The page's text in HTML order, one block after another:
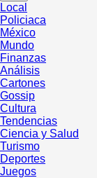
Local
Policiaca
México
Mundo
Finanzas
Análisis
Cartones
Gossip
Cultura
Tendencias
Ciencia y Salud
Turismo
Deportes
Juegos